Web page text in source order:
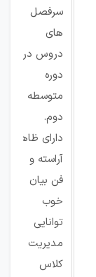
سرفصل
های
دروس در
دوره
متوسطه
دوم.
دارای ظاهر
آراسته و
فن بیان
خوب
توانایی
مدیریت
کلاس